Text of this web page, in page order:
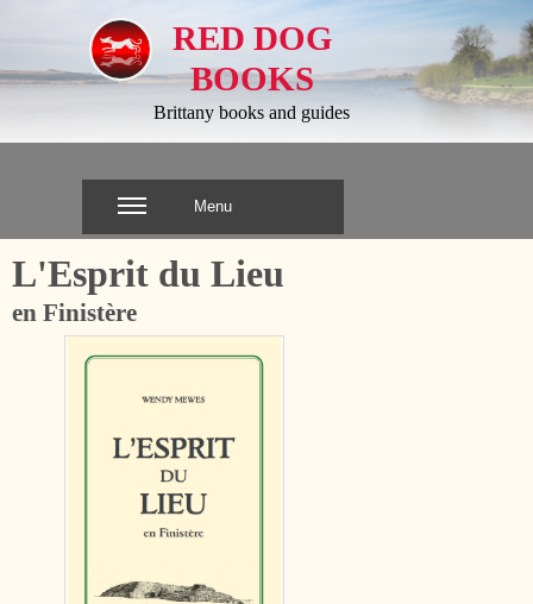
RED DOG
BOOKS
Brittany books and guides
L'Esprit du Lieu
en Finistère
Menu